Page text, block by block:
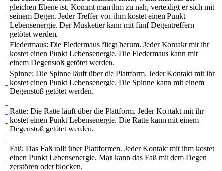
gleichen Ebene ist. Kommt man ihm zu nah, verteidigt er sich mit
seinem Degen. Jeder Treffer von ihm kostet einen Punkt
Lebensenergie. Der Musketier kann mit fünf Degentreffern
getötet werden.
Fledermaus: Die Fledermaus fliegt herum. Jeder Kontakt mit ihr
kostet einen Punkt Lebensenergie. Die Fledermaus kann mit
einem Degenstoß getötet werden.
Spinne: Die Spinne läuft über die Plattform. Jeder Kontakt mit ihr
kostet einen Punkt Lebensenergie. Die Spinne kann mit einem
Degenstoß getötet werden.
Ratte: Die Ratte läuft über die Plattform. Jeder Kontakt mit ihr
kostet einen Punkt Lebensenergie. Die Ratte kann mit einem
Degenstoß getötet werden.
Faß: Das Faß rollt über Plattformen. Jeder Kontakt mit ihm kostet
einen Punkt Lebensenergie. Man kann das Faß mit dem Degen
zerstören oder blocken.